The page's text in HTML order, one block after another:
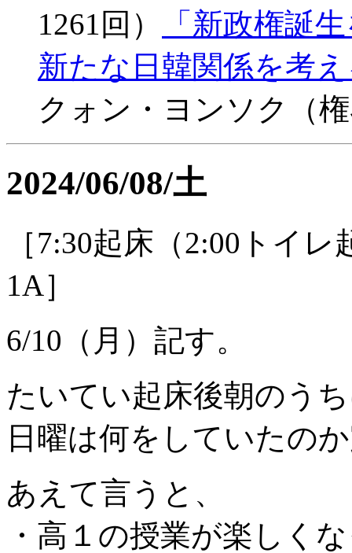
1261回）
「新政権誕
新たな日韓関係を考
クォン・ヨンソク（
2024/06/08/土
［7:30起床（2:00トイ
1A］
6/10（月）記す。
たいてい起床後朝のう
日曜は何をしていたの
あえて言うと、
・高１の授業が楽しく